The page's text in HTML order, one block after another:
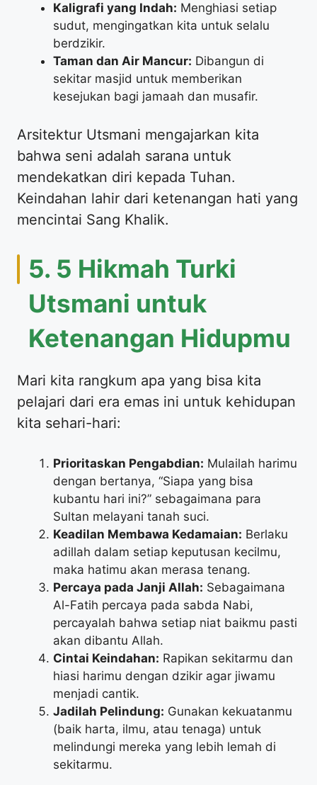
Kaligrafi yang Indah: Menghiasi setiap
sudut, mengingatkan kita untuk selalu
berdzikir.
Taman dan Air Mancur: Dibangun di
sekitar masjid untuk memberikan
kesejukan bagi jamaah dan musafir.
​Arsitektur Utsmani mengajarkan kita
bahwa seni adalah sarana untuk
mendekatkan diri kepada Tuhan.
Keindahan lahir dari ketenangan hati yang
mencintai Sang Khalik.
​5. 5 Hikmah Turki
Utsmani untuk
Ketenangan Hidupmu
​Mari kita rangkum apa yang bisa kita
pelajari dari era emas ini untuk kehidupan
kita sehari-hari:
Prioritaskan Pengabdian: Mulailah harimu
dengan bertanya, “Siapa yang bisa
kubantu hari ini?” sebagaimana para
Sultan melayani tanah suci.
Keadilan Membawa Kedamaian: Berlaku
adillah dalam setiap keputusan kecilmu,
maka hatimu akan merasa tenang.
Percaya pada Janji Allah: Sebagaimana
Al-Fatih percaya pada sabda Nabi,
percayalah bahwa setiap niat baikmu pasti
akan dibantu Allah.
Cintai Keindahan: Rapikan sekitarmu dan
hiasi harimu dengan dzikir agar jiwamu
menjadi cantik.
Jadilah Pelindung: Gunakan kekuatanmu
(baik harta, ilmu, atau tenaga) untuk
melindungi mereka yang lebih lemah di
sekitarmu.